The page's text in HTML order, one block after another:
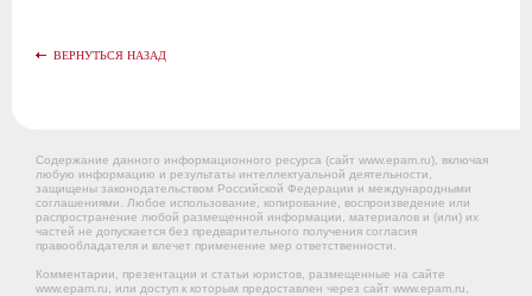
ВЕРНУТЬСЯ НАЗАД
Содержание данного информационного ресурса (сайт www.epam.ru), включая
любую информацию и результаты интеллектуальной деятельности,
защищены законодательством Российской Федерации и международными
соглашениями. Любое использование, копирование, воспроизведение или
распространение любой размещенной информации, материалов и (или) их
частей не допускается без предварительного получения согласия
правообладателя и влечет применение мер ответственности.
Комментарии, презентации и статьи юристов, размещенные на сайте
www.epam.ru, или доступ к которым предоставлен через сайт www.epam.ru,